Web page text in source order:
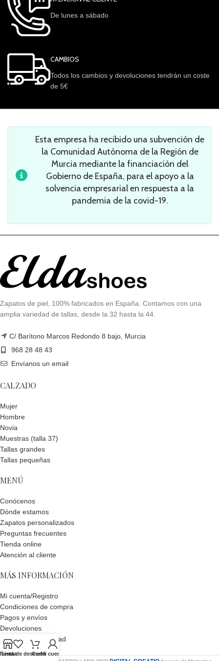
De lunes a sábado
CAMBIOS
Todos los cambios y devoluciones tendrán un coste
de 5€
Esta empresa ha recibido una subvención de
la Comunidad Autónoma de la Región de
Murcia mediante la financiación del
Gobierno de España, para el apoyo a la
solvencia empresarial en respuesta a la
pandemia de la covid-19.
Zapatos de piel, 100% fabricados en España. Contamos con una
amplia variedad de tallas, desde la 32 hasta la 44.
C/ Barítono Marcos Redondo 8 bajo, Murcia
968 28 48 43
Envíanos un email
CALZADO
Mujer
Hombre
Novia
Muestras (talla 37)
Tallas grandes
Tallas pequeñas
MENÚ
Conócenos
Dónde estamos
Zapatos personalizados
Preguntas frecuentes
Tienda online
Atención al cliente
MÁS INFORMACIÓN
Mi cuenta/Registro
Condiciones de compra
Pagos y envíos
Devoluciones
Política de privacidad
Política de cookies
Lista de deseos
CarroMi cuenta